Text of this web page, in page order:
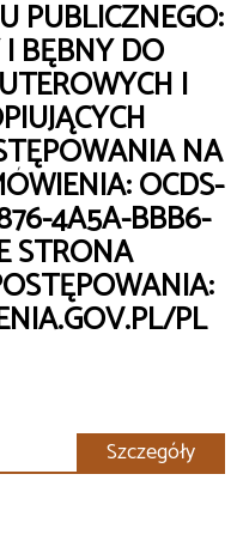
PUBLICZNEGO:
BĘBNY DO
I
NA
OCDS-
4A5A-BBB6-
STRONA
PL
Szczegóły